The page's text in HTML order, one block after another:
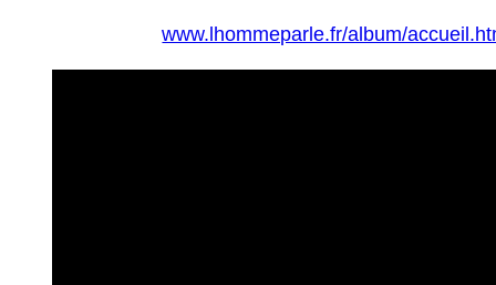
www.lhommeparle.fr/album/